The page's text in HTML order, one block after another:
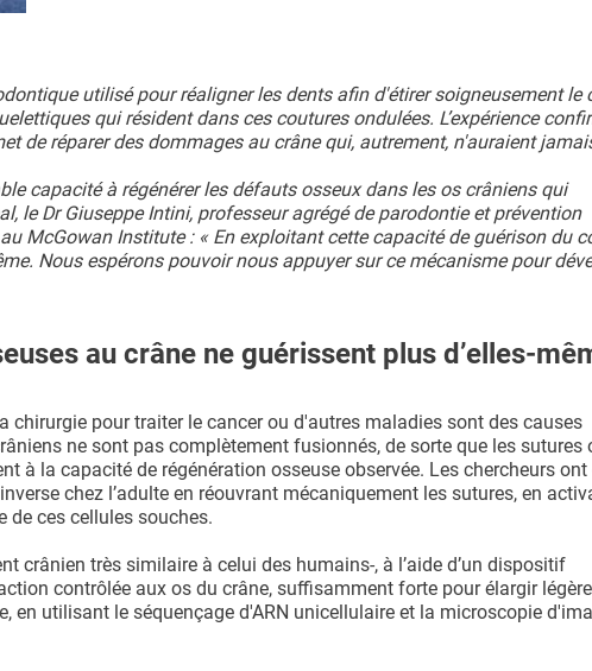
utilisé pour réaligner les dents afin d'étirer soigneusement le
qui résident dans ces coutures ondulées. L’expérience
de réparer des dommages au crâne qui, autrement, n'auraient
capacité à régénérer les défauts osseux dans les os crâniens qui
le Dr Giuseppe Intini, professeur agrégé de parodontie et prévention
McGowan Institute : « En exploitant cette capacité de guérison du
Nous espérons pouvoir nous appuyer sur ce mécanisme pour
au crâne ne guérissent plus d’elles-
pour traiter le cancer ou d'autres maladies sont des causes
ne sont pas complètement fusionnés, de sorte que les sutures
à la capacité de régénération osseuse observée. Les chercheurs
chez l’adulte en réouvrant mécaniquement les sutures, en
de ces cellules souches.
crânien très similaire à celui des humains-, à l’aide d’un dispositif
contrôlée aux os du crâne, suffisamment forte pour élargir
en utilisant le séquençage d'ARN unicellulaire et la microscopie